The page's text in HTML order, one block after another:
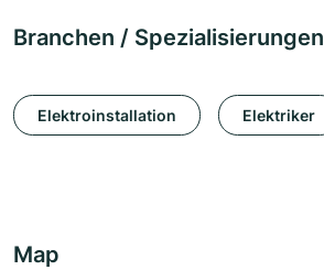
Branchen / Spezialisierungen
Elektroinstallation Elektriker
Map